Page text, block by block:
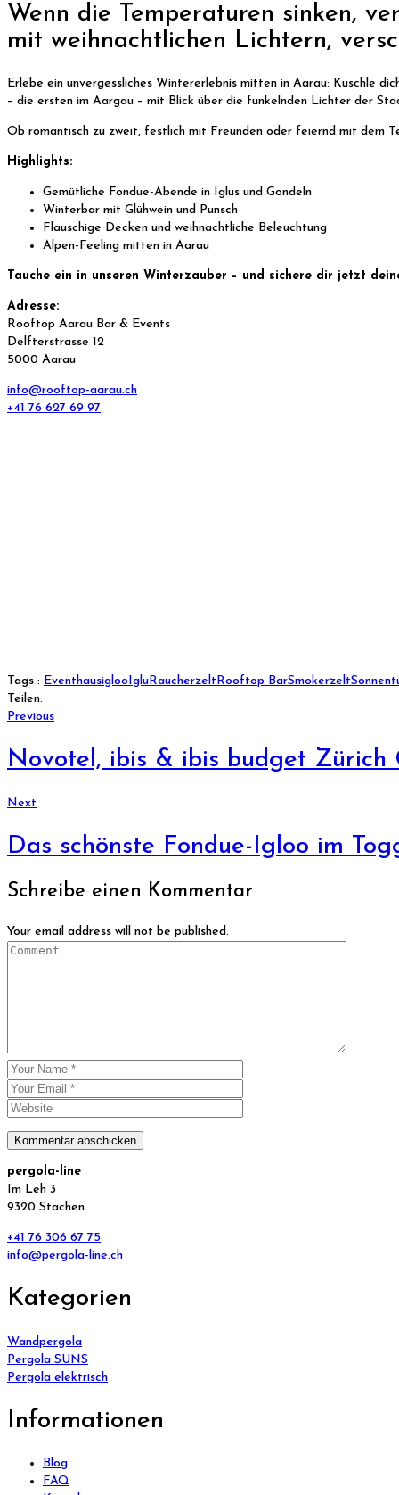
Wenn die Temperaturen sinken,
mit weihnachtlichen Lichtern,
Erlebe ein unvergessliches Wintererlebnis mitten in Aarau: Kuschle
– die ersten im Aargau – mit Blick über die funkelnden Lichter der
Ob romantisch zu zweit, festlich mit Freunden oder feiernd mit dem
Highlights:
Gemütliche Fondue-Abende in Iglus und Gondeln
Winterbar mit Glühwein und Punsch
Flauschige Decken und weihnachtliche Beleuchtung
Alpen-Feeling mitten in Aarau
Tauche ein in unseren Winterzauber – und sichere dir jetzt
Adresse:
Rooftop Aarau Bar & Events
Delfterstrasse 12
5000 Aarau
info@rooftop-aarau.ch
+41 76 627 69 97
Tags : EventhausiglooIgluRaucherzeltRooftop BarSmokerzelt
Teilen:
Previous
Novotel, ibis & ibis budget Zürich
Next
Das schönste Fondue-Igloo im
Schreibe einen Kommentar
Your email address will not be published.
pergola-line
Im Leh 3
9320 Stachen
+41 76 306 67 75
info@pergola-line.ch
Kategorien
Wandpergola
Pergola SUNS
Pergola elektrisch
Informationen
Blog
FAQ